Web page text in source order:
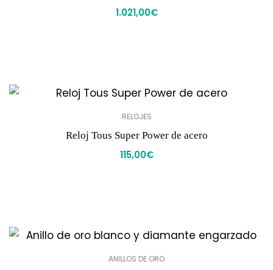
1.021,00€
RELOJES
Reloj Tous Super Power de acero
115,00€
ANILLOS DE ORO